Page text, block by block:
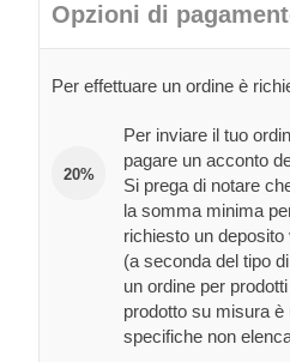
Opzioni di
Per effettuare un ordine è
20%
Per inviare il tuo
pagare un acconto
Si prega di notare
la somma minima
richiesto un
(a seconda del tipo
un ordine per
prodotto su misura è
specifiche non